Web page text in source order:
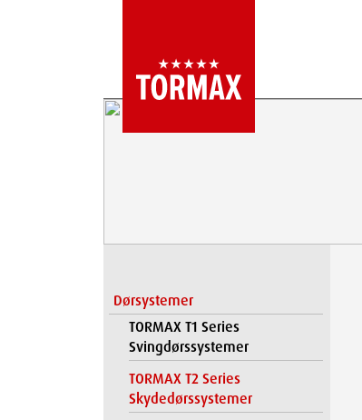
Dørsystemer
TORMAX T1 Series
Svingdørssystemer
TORMAX T2 Series
Skydedørssystemer